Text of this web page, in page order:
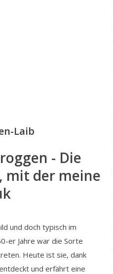
Laib
- Die
mit der meine
und doch typisch im
er Jahre war die Sorte
Heute ist sie, dank
und erfährt eine